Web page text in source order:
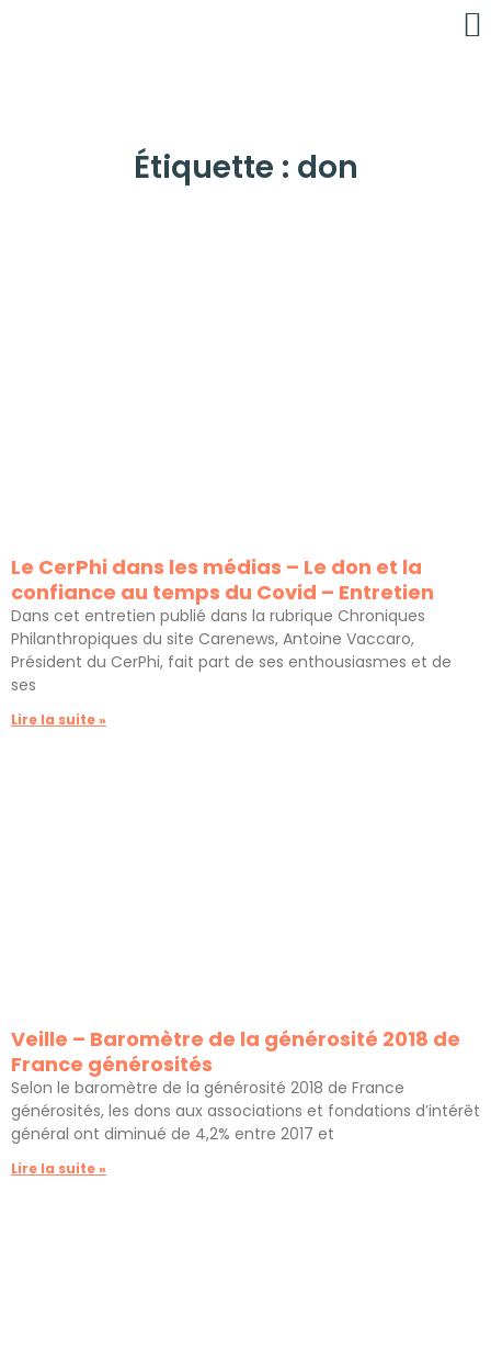
Étiquette : don
Le CerPhi dans les médias – Le don et la
confiance au temps du Covid – Entretien
Dans cet entretien publié dans la rubrique Chroniques
Philanthropiques du site Carenews, Antoine Vaccaro,
Président du CerPhi, fait part de ses enthousiasmes et de
ses
Lire la suite »
Veille – Baromètre de la générosité 2018 de
France générosités
Selon le baromètre de la générosité 2018 de France
générosités, les dons aux associations et fondations d’intérêt
général ont diminué de 4,2% entre 2017 et
Lire la suite »